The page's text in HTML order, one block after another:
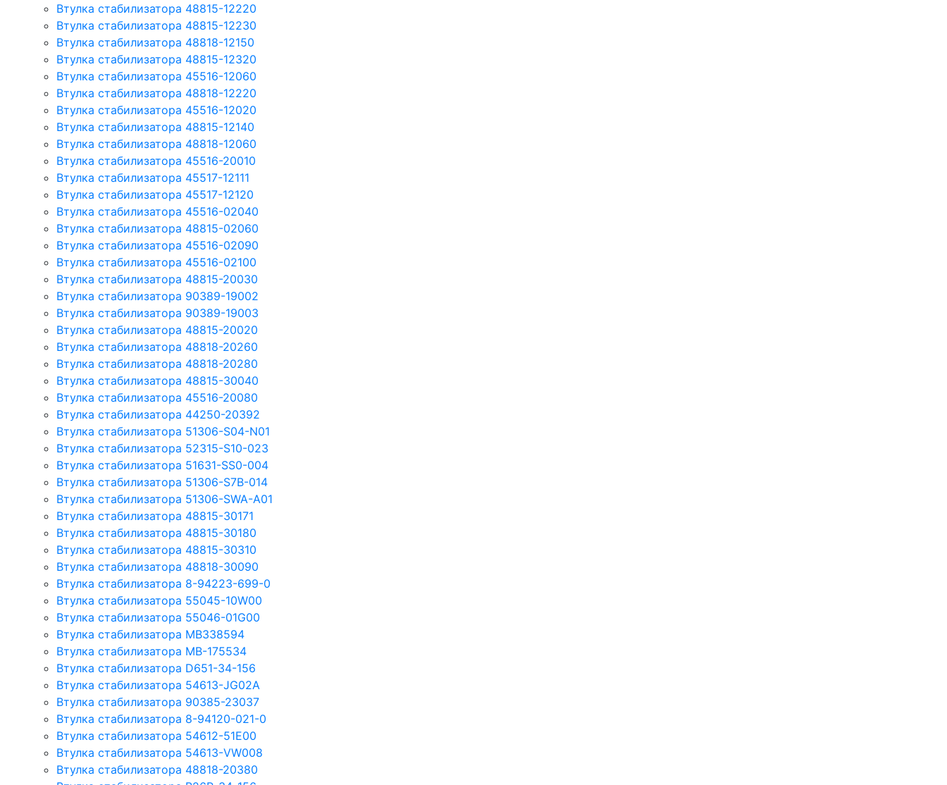
Втулка стабилизатора 48815-12220
Втулка стабилизатора 48815-12230
Втулка стабилизатора 48818-12150
Втулка стабилизатора 48815-12320
Втулка стабилизатора 45516-12060
Втулка стабилизатора 48818-12220
Втулка стабилизатора 45516-12020
Втулка стабилизатора 48815-12140
Втулка стабилизатора 48818-12060
Втулка стабилизатора 45516-20010
Втулка стабилизатора 45517-12111
Втулка стабилизатора 45517-12120
Втулка стабилизатора 45516-02040
Втулка стабилизатора 48815-02060
Втулка стабилизатора 45516-02090
Втулка стабилизатора 45516-02100
Втулка стабилизатора 48815-20030
Втулка стабилизатора 90389-19002
Втулка стабилизатора 90389-19003
Втулка стабилизатора 48815-20020
Втулка стабилизатора 48818-20260
Втулка стабилизатора 48818-20280
Втулка стабилизатора 48815-30040
Втулка стабилизатора 45516-20080
Втулка стабилизатора 44250-20392
Втулка стабилизатора 51306-S04-N01
Втулка стабилизатора 52315-S10-023
Втулка стабилизатора 51631-SS0-004
Втулка стабилизатора 51306-S7B-014
Втулка стабилизатора 51306-SWA-A01
Втулка стабилизатора 48815-30171
Втулка стабилизатора 48815-30180
Втулка стабилизатора 48815-30310
Втулка стабилизатора 48818-30090
Втулка стабилизатора 8-94223-699-0
Втулка стабилизатора 55045-10W00
Втулка стабилизатора 55046-01G00
Втулка стабилизатора MB338594
Втулка стабилизатора MB-175534
Втулка стабилизатора D651-34-156
Втулка стабилизатора 54613-JG02A
Втулка стабилизатора 90385-23037
Втулка стабилизатора 8-94120-021-0
Втулка стабилизатора 54612-51E00
Втулка стабилизатора 54613-VW008
Втулка стабилизатора 48818-20380